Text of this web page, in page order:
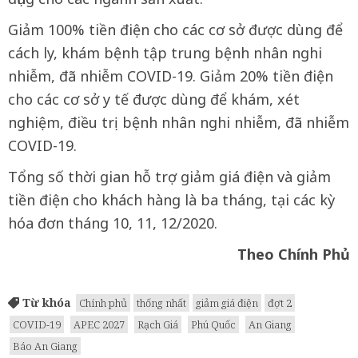
Giảm 100% tiền điện cho các cơ sở được dùng để
cách ly, khám bệnh tập trung bệnh nhân nghi
nhiễm, đã nhiễm COVID-19. Giảm 20% tiền điện
cho các cơ sở y tế được dùng để khám, xét
nghiệm, điều trị bệnh nhân nghi nhiễm, đã nhiễm
COVID-19.
Tổng số thời gian hỗ trợ giảm giá điện và giảm
tiền điện cho khách hàng là ba tháng, tại các kỳ
hóa đơn tháng 10, 11, 12/2020.
Theo Chính Phủ
Từ khóa Chính phủ thống nhất giảm giá điện
đợt 2
COVID-19
APEC 2027 Rạch Giá Phú Quốc
An Giang
Báo An Giang